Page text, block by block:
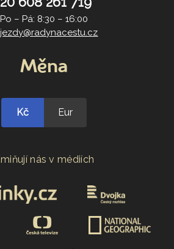
Po – Pá: 8:30 – 16:00
Měna
Kč Eur
nás v médiích